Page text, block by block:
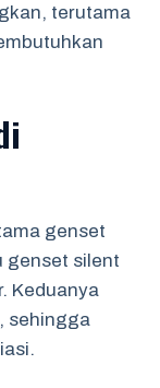
terutama
genset
genset silent
Keduanya
sehingga